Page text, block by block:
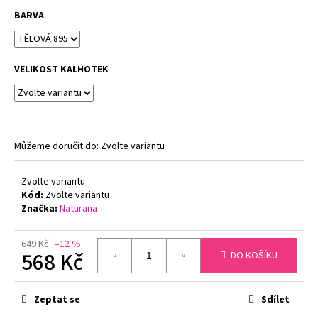
BARVA
VELIKOST KALHOTEK
Můžeme doručit do: Zvolte variantu
Zvolte variantu
Kód: Zvolte variantu
Značka: Naturana
649 Kč –12 %
568 Kč
Měrná
cena:
DO KOŠÍKU
Zeptat se Sdílet
p
o
r
u
č
u
m
e
PODPRSENKA
KOSTICÍ
FELINA
RHAPSODY
205210
650